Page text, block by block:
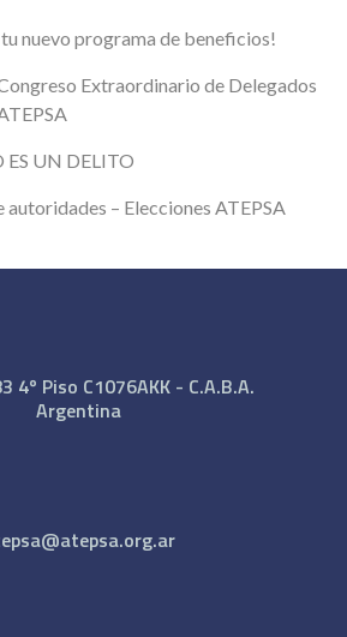
nuevo programa de beneficios!
Extraordinario de Delegados
ES UN DELITO
autoridades – Elecciones ATEPSA
4º Piso C1076AKK - C.A.B.A.
Argentina